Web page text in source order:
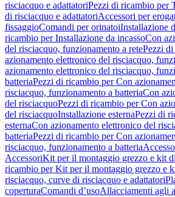
risciacquo e adattatoriPezzi di ricambio per
di risciacquo e adattatoriAccessori per
fissaggioComandi per orinatoiInstallazione
ricambio per Installazione da incassoCon
del risciacquo, funzionamento a retePezzi
azionamento elettronico del risciacquo,
azionamento elettronico del risciacquo,
batteriaPezzi di ricambio per Con
risciacquo, funzionamento a batteriaCon
del risciacquoPezzi di ricambio per Con
del risciacquoInstallazione esternaPezzi di
esternaCon azionamento elettronico del
batteriaPezzi di ricambio per Con
risciacquo, funzionamento a batteria
AccessoriKit per il montaggio grezzo e kit
ricambio per Kit per il montaggio grezzo e
risciacquo, curve di risciacquo e adattatori
coperturaComandi d’usoAllacciamenti agli